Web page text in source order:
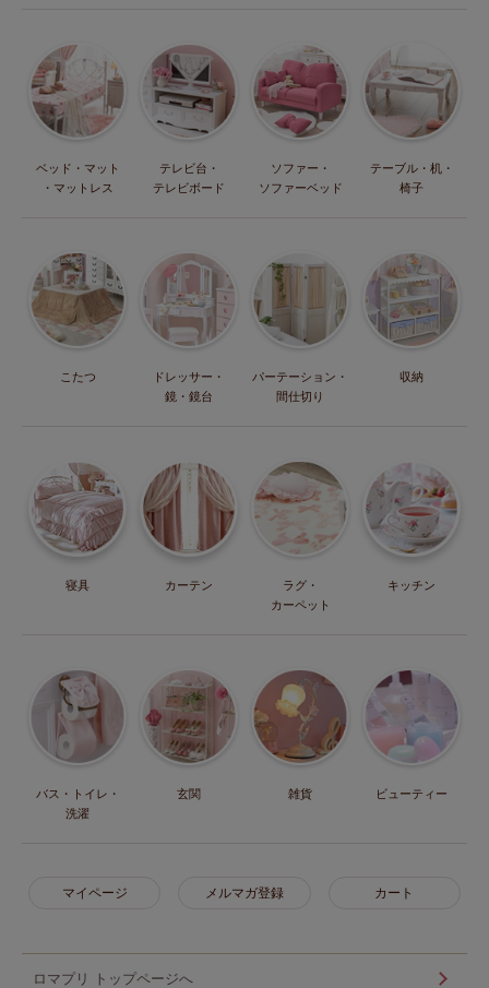
ベッド・マット
・マットレス
テレビ台・
テレビボード
ソファー・
ソファーベッド
テーブル・机・
椅子
こたつ
ドレッサー・
鏡・鏡台
パーテーション・
間仕切り
収納
寝具 カーテン
ラグ・
カーペット
キッチン
バス・トイレ・
洗濯
玄関 雑貨 ビューティー
マイページ メルマガ登録 カート
ロマプリ トップページへ